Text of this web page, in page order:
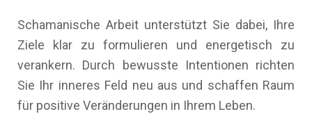
Schamanische Arbeit unterstützt Sie dabei, Ihre
Ziele klar zu formulieren und energetisch zu
verankern. Durch bewusste Intentionen richten
Sie Ihr inneres Feld neu aus und schaffen Raum
für positive Veränderungen in Ihrem Leben.